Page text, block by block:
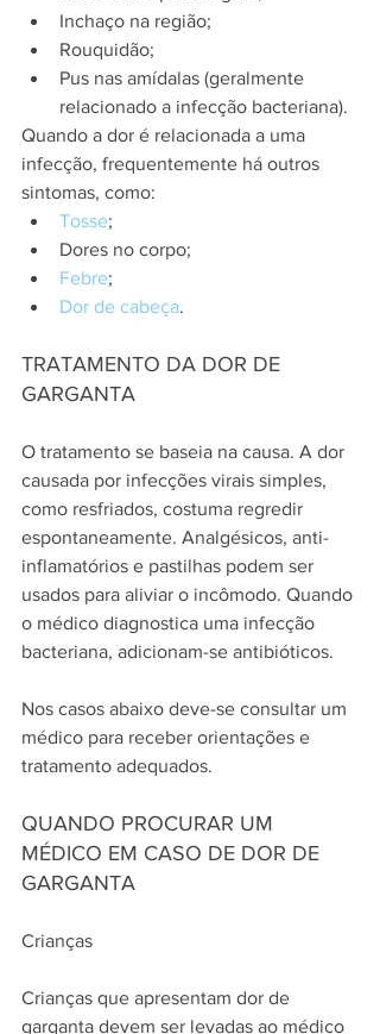
Inchaço na região;
Rouquidão;
Pus nas amídalas (geralmente
relacionado a infecção bacteriana).
Quando a dor é relacionada a uma
infecção, frequentemente há outros
sintomas, como:
Tosse;
Dores no corpo;
Febre;
Dor de cabeça.
TRATAMENTO DA DOR DE
GARGANTA
O tratamento se baseia na causa. A dor
causada por infecções virais simples,
como resfriados, costuma regredir
espontaneamente. Analgésicos, anti-
inflamatórios e pastilhas podem ser
usados para aliviar o incômodo. Quando
o médico diagnostica uma infecção
bacteriana, adicionam-se antibióticos.
Nos casos abaixo deve-se consultar um
médico para receber orientações e
tratamento adequados.
QUANDO PROCURAR UM
MÉDICO EM CASO DE DOR DE
GARGANTA
Crianças
Crianças que apresentam dor de
garganta devem ser levadas ao médico